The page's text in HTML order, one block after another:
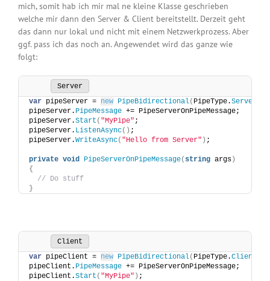
mich, somit hab ich mir mal ne kleine Klasse geschrieben
welche mir dann den Server & Client bereitstellt. Derzeit geht
das dann nur lokal und nicht mit einem Netzwerkprozess. Aber
ggf. pass ich das noch an. Angewendet wird das ganze wie
folgt:
Server
var pipeServer = new PipeBidirectional( PipeType.Server
pipeServer. PipeMessage += PipeServerOnPipeMessage;
pipeServer.Start ( "MyPipe" ;
pipeServer. ListenAsync() ;
pipeServer.WriteAsync( "Hello from Server" ) ;
private void PipeServerOnPipeMessage( string args )
{
// Do stuff
}
Client
var pipeClient = new PipeBidirectional( PipeType.Client
pipeClient. PipeMessage += PipeServerOnPipeMessage;
pipeClient.Start ( "MyPipe" ) ;